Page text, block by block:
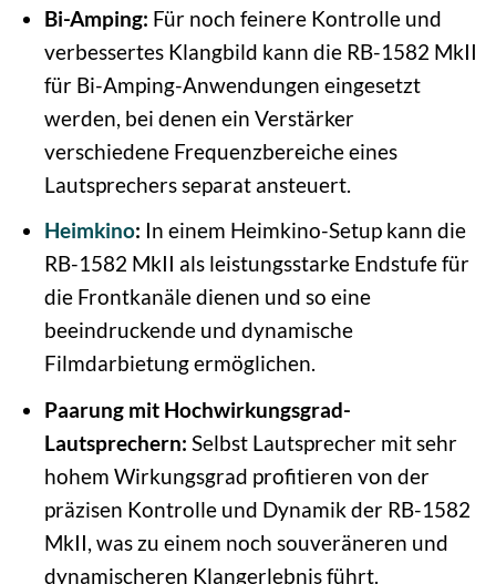
Bi-Amping: Für noch feinere Kontrolle und
verbessertes Klangbild kann die RB-1582 MkII
für Bi-Amping-Anwendungen eingesetzt
werden, bei denen ein Verstärker
verschiedene Frequenzbereiche eines
Lautsprechers separat ansteuert.
Heimkino: In einem Heimkino-Setup kann die
RB-1582 MkII als leistungsstarke Endstufe für
die Frontkanäle dienen und so eine
beeindruckende und dynamische
Filmdarbietung ermöglichen.
Paarung mit Hochwirkungsgrad-
Lautsprechern: Selbst Lautsprecher mit sehr
hohem Wirkungsgrad profitieren von der
präzisen Kontrolle und Dynamik der RB-1582
MkII, was zu einem noch souveräneren und
dynamischeren Klangerlebnis führt.